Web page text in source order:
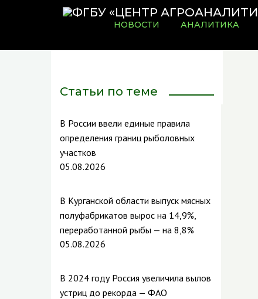
НОВОСТИ АНАЛИТИКА
Статьи по теме
В России ввели единые правила
определения границ рыболовных
участков
05.08.2026
В Курганской области выпуск мясных
полуфабрикатов вырос на 14,9%,
переработанной рыбы — на 8,8%
05.08.2026
В 2024 году Россия увеличила вылов
устриц до рекорда — ФАО